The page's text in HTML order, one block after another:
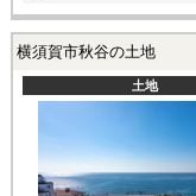
横須賀市秋谷の土地
土地